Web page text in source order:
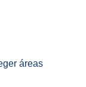
áreas